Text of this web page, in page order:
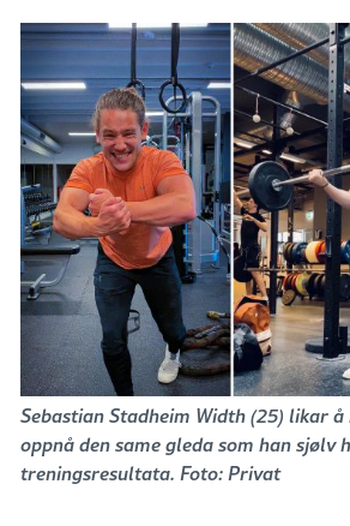
Sebastian Stadheim Width (25) likar
oppnå den same gleda som han sjølv
treningsresultata. Foto: Privat